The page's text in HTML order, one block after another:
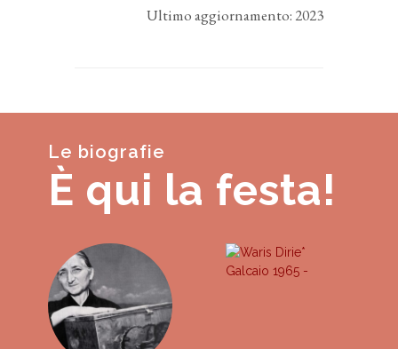
Ultimo aggiornamento: 2023
Le biografie
È qui la festa!